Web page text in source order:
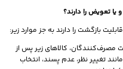
یا تعویض را دارند؟
بازگشت را دارند به جز موارد زیر:
مصرف‌کنندگان، کالاهای زیر پس از
تغییر نظر، عدم پسند، انتخاب